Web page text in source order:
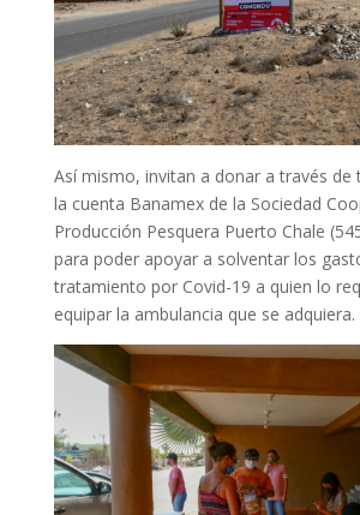
Así mismo, invitan a donar a través
la cuenta Banamex de la Sociedad
Producción Pesquera Puerto Chale
para poder apoyar a solventar los
tratamiento por Covid-19 a quien lo
equipar la ambulancia que se adquiera.